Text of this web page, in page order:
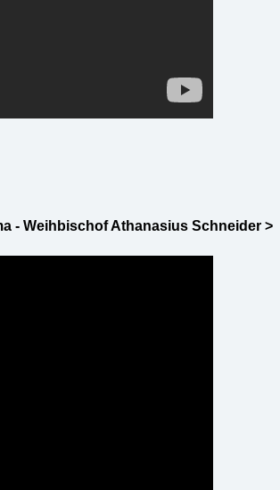
- Weihbischof Athanasius Schneider >